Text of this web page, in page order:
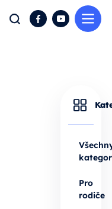
Hledat FacebookYouTube
Pro
rodiče